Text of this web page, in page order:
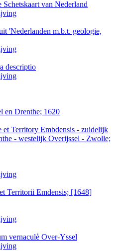
Schetskaart van Nederland
'Nederlanden m.b.t. geologie,
descriptio
en Drenthe; 1620
et Territory Embdensis - zuidelijk
- westelijk Overijssel - Zwolle;
Territorii Emdensis; [1648]
vernaculè Over-Yssel